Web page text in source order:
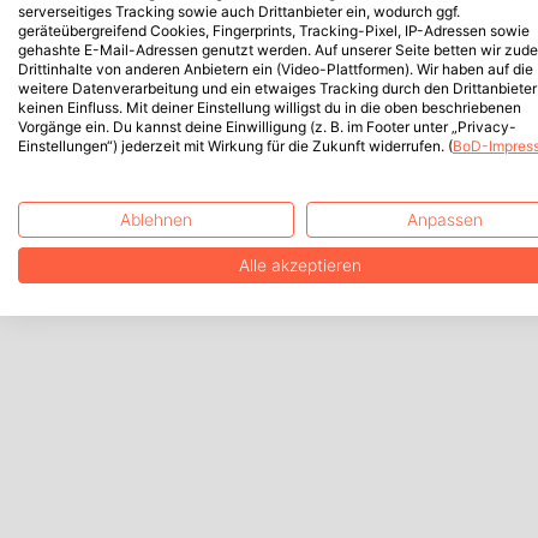
serverseitiges Tracking sowie auch Drittanbieter ein, wodurch ggf.
geräteübergreifend Cookies, Fingerprints, Tracking-Pixel, IP-Adressen sowie
gehashte E-Mail-Adressen genutzt werden. Auf unserer Seite betten wir
Drittinhalte von anderen Anbietern ein (Video-Plattformen). Wir haben auf die
weitere Datenverarbeitung und ein etwaiges Tracking durch den Drittanbieter
keinen Einfluss. Mit deiner Einstellung willigst du in die oben beschriebenen
Vorgänge ein. Du kannst deine Einwilligung (z. B. im Footer unter „Privacy-
Einstellungen“) jederzeit mit Wirkung für die Zukunft widerrufen. (BoD-
Ablehnen Anpassen
Alle akzeptieren